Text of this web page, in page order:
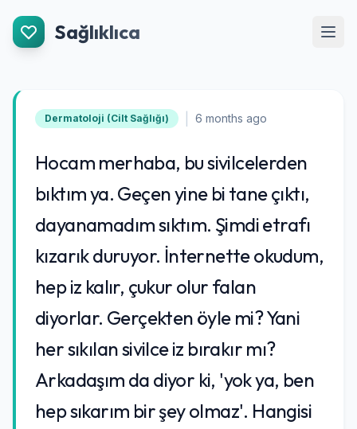
İçeriğe Git
Sağlıklıca
Dermatoloji (Cilt Sağlığı) 6 months ago
Hocam merhaba, bu sivilcelerden
bıktım ya. Geçen yine bi tane çıktı,
dayanamadım sıktım. Şimdi etrafı
kızarık duruyor. İnternette okudum,
hep iz kalır, çukur olur falan
diyorlar. Gerçekten öyle mi? Yani
her sıkılan sivilce iz bırakır mı?
Arkadaşım da diyor ki, 'yok ya, ben
hep sıkarım bir şey olmaz'. Hangisi